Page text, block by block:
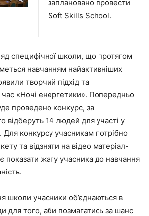
заплановано провести
Soft Skills School.
специфічної школи, що протягом
навчанням найактивніших
творчий підхід та
час «Ночі енергетики». Попередньо
проведено конкурс, за
відберуть 14 людей для участі у
Для конкурсу учасникам потрібно
та відзняти на відео матеріал-
показати жагу учасника до навчання
школи учасники об’єднаються в
для того, аби позмагатись за шанс